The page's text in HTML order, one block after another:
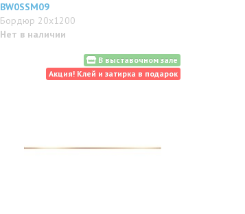
BW0SSM09
Бордюр 20x1200
Нет в наличии
В выставочном зале
Акция! Клей и затирка в подарок